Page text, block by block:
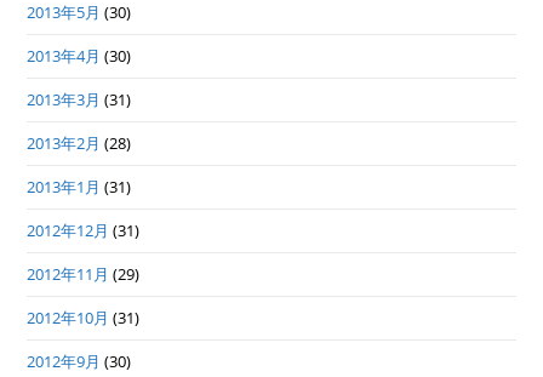
2013年5月 (30)
2013年4月 (30)
2013年3月 (31)
2013年2月 (28)
2013年1月 (31)
2012年12月 (31)
2012年11月 (29)
2012年10月 (31)
2012年9月 (30)